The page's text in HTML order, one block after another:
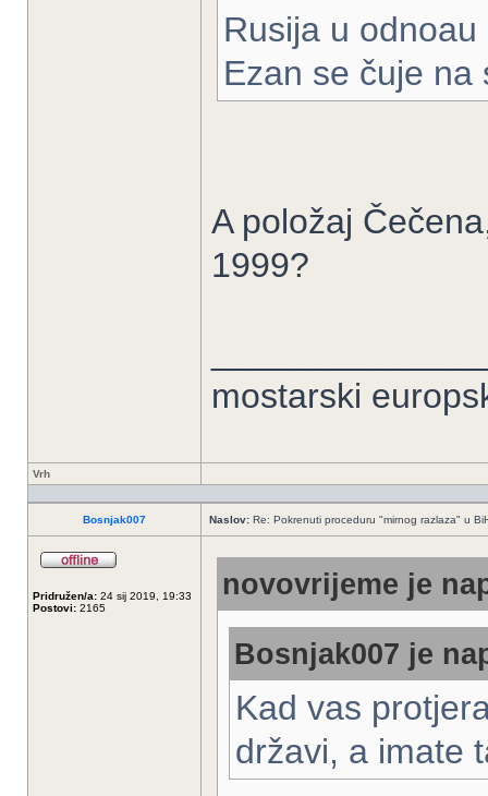
Rusija u
Ezan se čuje na
A položaj
1999?
mostarski
Vrh
Bosnjak007 Naslov: Re: Pokrenuti proceduru "mirnog razlaza" u
Pridružen/a: 24 sij 2019, 19:33
Postovi: 2165
novovrijeme je
Bosnjak007 je
Kad vas
državi, a imate